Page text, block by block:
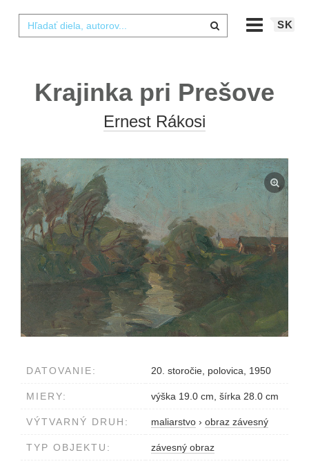
SK
Krajinka pri Prešove
Ernest Rákosi
DATOVANIE: 20. storočie, polovica, 1950
MIERY: výška 19.0 cm, šírka 28.0 cm
VÝTVARNÝ DRUH: maliarstvo › obraz závesný
TYP OBJEKTU: závesný obraz